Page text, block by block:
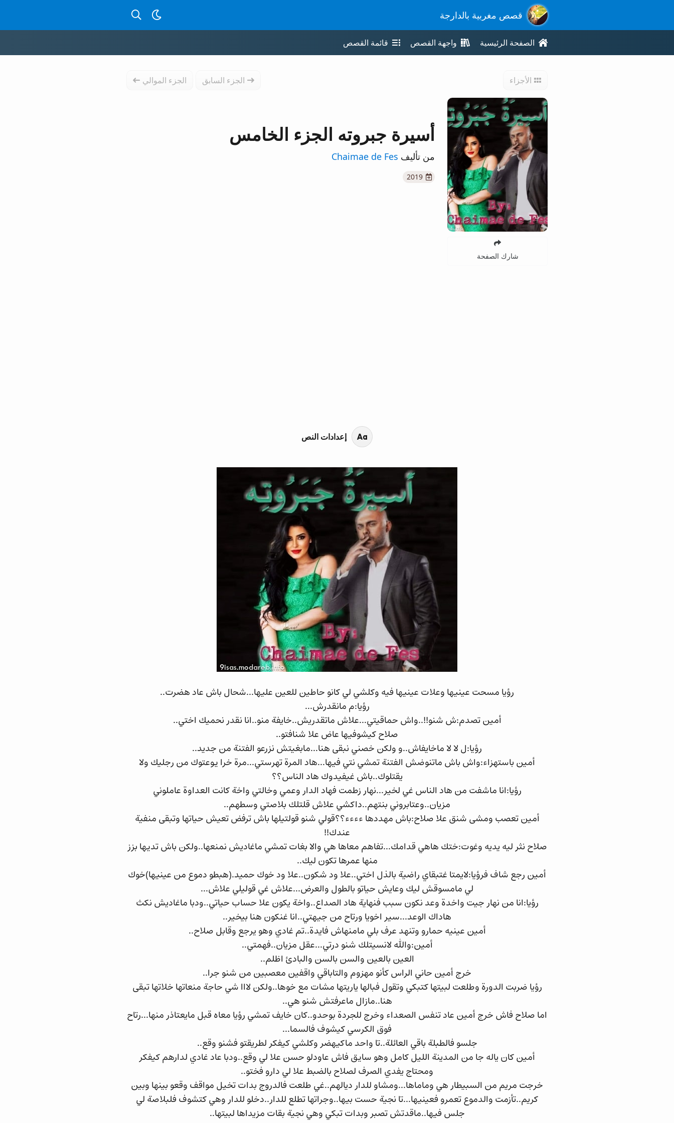
قصص مغربية بالدارجة بحث عن قصص بالدارجة
الصفحة الرئيسية واجهة القصص قائمة القصص
الأجزاء الجزء السابق الجزء الموالي
شارك الصفحة
أسيرة جبروته الجزء الخامس
من تأليف Chaimae de Fes
2019
رؤيا مسحت عينيها وعلات عينيها فيه وكلشي لي كانو حاطين للعين عليها...شحال باش عاد هضرت..
رؤيا:م مانقدرش...
أمين تصدم:ش شنو!!..واش حماقيتي...علاش ماتقدريش..خايفة منو..انا نقدر نحميك اختي..
صلاح كيشوفيها عاض علا شنافتو..
رؤيا:ل لا لا ماخايفاش..و ولكن خصني نبقى هنا...مابغيتش نزرعو الفتنة من جديد..
أمين باستهزاء:واش باش ماتنوضش الفتنة تمشي نتي فيها...هاد المرة تهرستي...مرة خرا يوعتوك من رجليك ولا
يقتلوك..باش غيفيدوك هاد الناس؟؟
رؤيا:انا ماشفت من هاد الناس غي لخير...نهار زطمت فهاد الدار وعمي وخالتي واخة كانت العداوة عاملوني
مزيان..وعتابروني بنتهم..داكشي علاش قلتلك بلاصتي وسطهم..
أمين تعصب ومشى شنق علا صلاح:باش مهددها ءءءء؟؟قولي شنو قولتيلها باش ترفض تعيش حياتها وتبقى منفية
عندك!!
صلاح نثر ليه يديه وغوت:ختك هاهي قدامك...تفاهم معاها هي والا بغات تمشي ماغاديش نمنعها..ولكن باش تديها بزز
منها عمرها تكون ليك..
أمين رجع شاف فرؤيا:لايمتا غتبقاي راضية بالذل اختي..علا ود شكون..علا ود خوك حميد.(هبطو دموع من عينيها)خوك
لي مامسوقش ليك وعايش حياتو بالطول والعرض...علاش غي قوليلي علاش...
رؤيا:انا من نهار جيت واخدة وعد نكون سبب فنهاية هاد الصداع..واخة يكون علا حساب حياتي..ودبا ماغاديش نكث
هاداك الوعد...سير اخويا ورتاح من جيهتي..انا غنكون هنا بيخير..
أمين عينيه حمارو وتنهد عرف بلي مامنهاش فايدة..تم غادي وهو يرجع وقابل صلاح..
أمين:والله لانسيتلك شنو درتي...عقل مزيان..فهمتي..
العين بالعين والسن بالسن والبادئ اظلم..
خرج أمين حاني الراس كأنو مهزوم والتاباقي واقفين معصبين من شنو جرا..
رؤيا ضربت الدورة وطلعت لبيتها كتبكي وتقول فبالها ياريتها مشات مع خوها..ولكن لااا شي حاجة منعاتها خلاتها تبقى
هنا..مازال ماعرفتش شنو هي..
اما صلاح فاش خرج أمين عاد تنفس الصعداء وخرج للجردة بوحدو..كان خايف تمشي رؤيا معاه قبل مايعتاذر منها...رتاح
فوق الكرسي كيشوف فالسما...
جلسو فالطبلة باقي العائلة..تا واحد ماكيهضر وكلشي كيفكر لطريقتو فشنو وقع..
أمين كان ياله جا من المدينة الليل كامل وهو سايق فاش عاودلو حسن علا لي وقع..ودبا عاد غادي لدارهم كيفكر
ومحتاج يفدي الصرف لصلاح بالضبط علا لي دارو فختو..
خرجت مريم من السبيطار هي وماماها...ومشاو للدار ديالهم..غي طلعت فالدروج بدات تخيل مواقف وقعو بينها وبين
كريم..تأزمت والدموع تعمرو فعينيها...تا نجية حست بيها..وجراتها تطلع للدار..دخلو للدار وهي كتشوف فلبلاصة لي
جلس فيها..ماقدتش تصبر وبدات تبكي وهي نجية بقات مزيداها لبيتها..